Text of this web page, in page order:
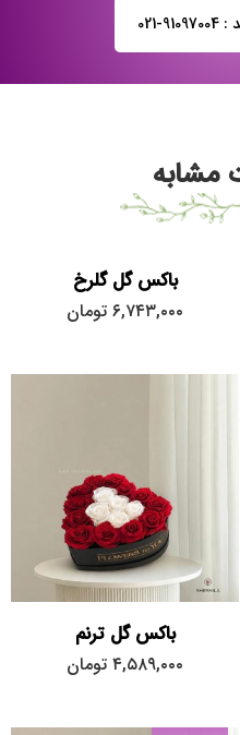
مشابه
باکس گل گلرخ
۶,۷۴۳,۰۰۰ تومان
باکس گل ترنم
۴,۵۸۹,۰۰۰ تومان